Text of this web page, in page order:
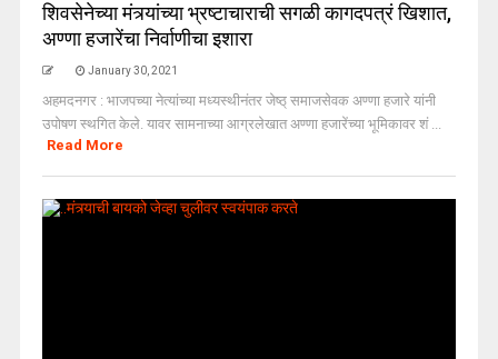
शिवसेनेच्या मंत्र्यांच्या भ्रष्टाचाराची सगळी कागदपत्रं खिशात,
अण्णा हजारेंचा निर्वाणीचा इशारा
January 30, 2021
अहमदनगर : भाजपच्या नेत्यांच्या मध्यस्थीनंतर जेष्ठ् समाजसेवक अण्णा हजारे यांनी
उपोषण स्थगित केले. यावर सामनाच्या आग्रलेखात अण्णा हजारेंच्या भूमिकावर शं ...
Read More